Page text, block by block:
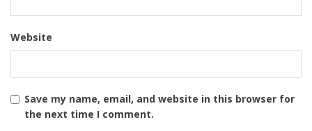
Website
Save my name, email, and website in this browser for
the next time I comment.